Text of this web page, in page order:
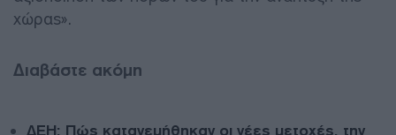
χώρας».
Διαβάστε ακόμη
ΔΕΗ: Πώς κατανεμήθηκαν οι νέες μετοχές, την